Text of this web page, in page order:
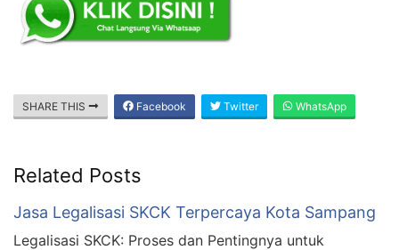
SHARE THIS Facebook Twitter WhatsApp
Related Posts
Jasa Legalisasi SKCK Terpercaya Kota Sampang
Legalisasi SKCK: Proses dan Pentingnya untuk